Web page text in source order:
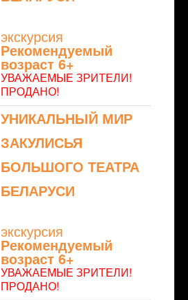
экскурсия
Рекомендуемый
возраст 6+
УВАЖАЕМЫЕ ЗРИТЕЛИ!
ПРОДАНО!
УНИКАЛЬНЫЙ МИР
ЗАКУЛИСЬЯ
БОЛЬШОГО ТЕАТРА
БЕЛАРУСИ
экскурсия
Рекомендуемый
возраст 6+
УВАЖАЕМЫЕ ЗРИТЕЛИ!
ПРОДАНО!